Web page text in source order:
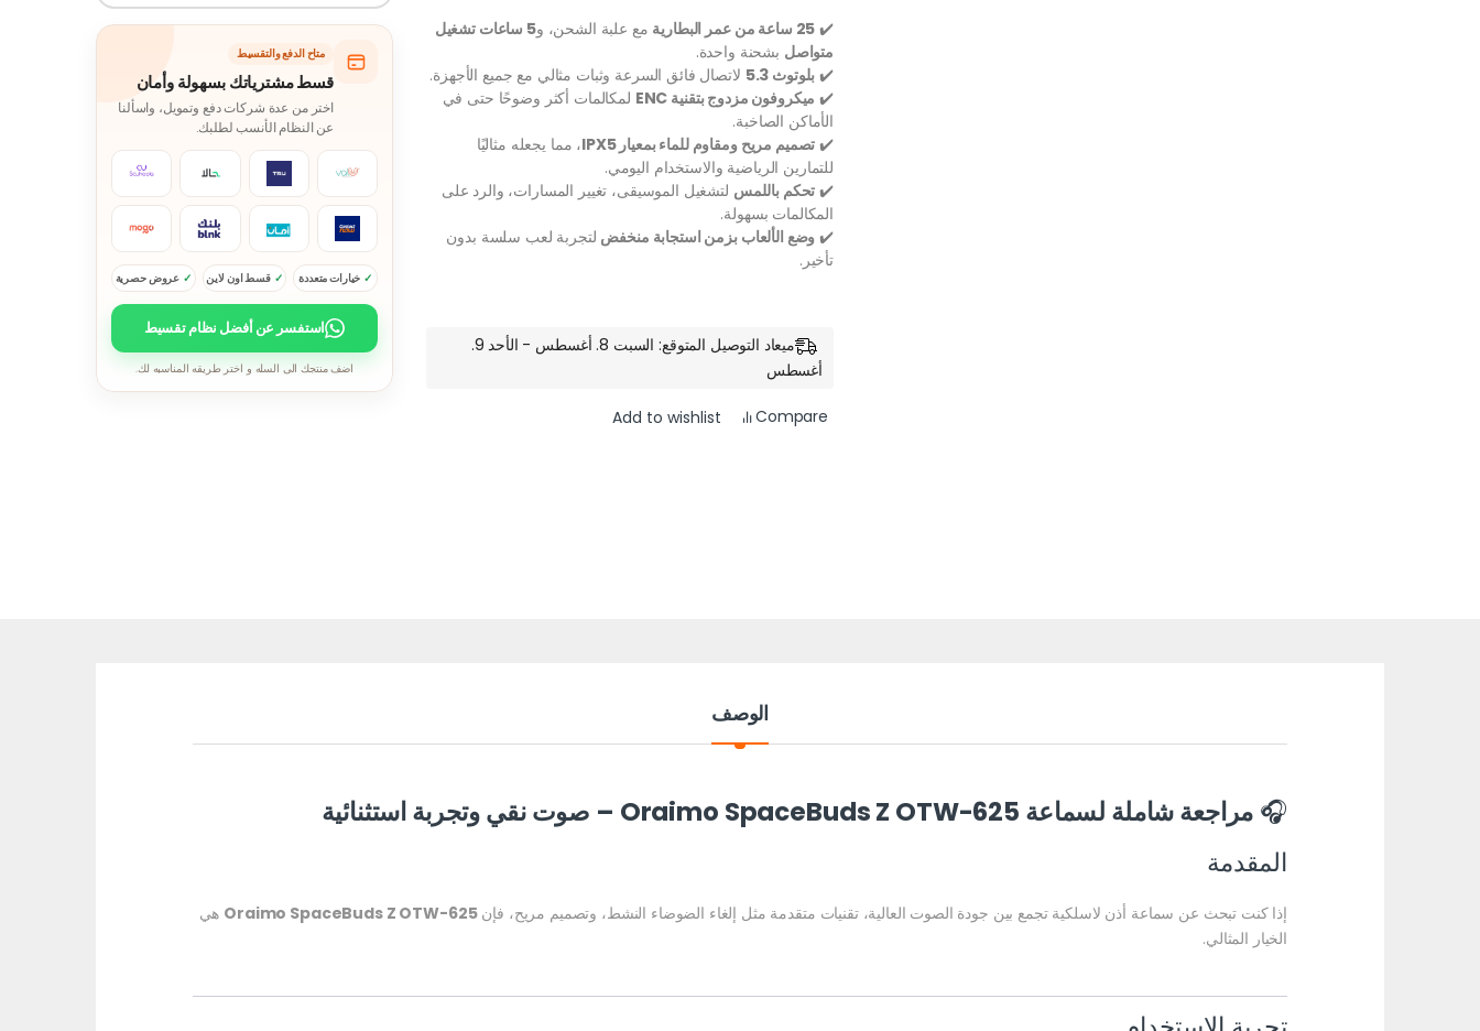
✔️ 25 ساعة من عمر البطارية مع علبة الشحن، و
5 ساعات تشغيل
متواصل بشحنة واحدة.
✔️ بلوتوث 5.3
لاتصال فائق السرعة وثبات مثالي مع جميع الأجهزة.
✔️ ميكروفون مزدوج بتقنية ENC
لمكالمات أكثر وضوحًا حتى في
الأماكن الصاخبة.
✔️ تصميم مريح ومقاوم للماء بمعيار IPX5
، مما يجعله مثاليًا
للتمارين الرياضية والاستخدام اليومي.
✔️ تحكم باللمس لتشغيل الموسيقى، تغيير المسارات، والرد على
المكالمات بسهولة.
✔️ وضع الألعاب بزمن استجابة منخفض لتجربة لعب سلسة بدون
تأخير.
ميعاد التوصيل المتوقع: السبت 8. أغسطس - الأحد 9.
أغسطس
Compare
Add to wishlist
متاح الدفع والتقسيط
قسط مشترياتك بسهولة وأمان
اختر من عدة شركات دفع وتمويل، واسألنا
عن النظام الأنسب لطلبك.
خيارات متعددة قسط اون لاين عروض حصرية
استفسر عن أفضل نظام تقسيط
اضف منتجك الى السله و اختر طريقه المناسبه لك.
الوصف
🎧 مراجعة شاملة لسماعة Oraimo SpaceBuds Z OTW-625 – صوت نقي وتجربة استثنائية
المقدمة
إذا كنت تبحث عن سماعة أذن لاسلكية تجمع بين جودة الصوت العالية، تقنيات متقدمة مثل إلغاء الضوضاء النشط، وتصميم مريح، فإنOraimo SpaceBuds Z OTW-625 هي
الخيار المثالي.